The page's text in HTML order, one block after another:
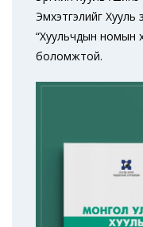
Эмхэтгэлийг Хууль
“Хуульчдын номын
боломжтой.